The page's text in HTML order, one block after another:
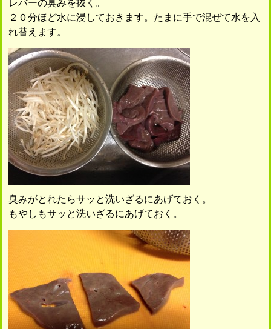
レバーの臭みを抜く。
２０分ほど水に浸しておきます。たまに手で混ぜて水を入
れ替えます。
臭みがとれたらサッと洗いざるにあげておく。
もやしもサッと洗いざるにあげておく。